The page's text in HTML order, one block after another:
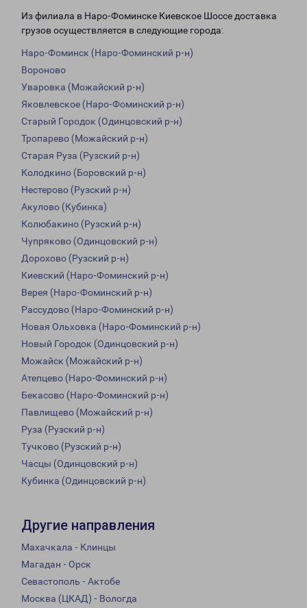
Из филиала в Наро-Фоминске Киевское Шоссе доставка
грузов осуществляется в следующие города:
Наро-Фоминск (Наро-Фоминский р-н)
Вороново
Уваровка (Можайский р-н)
Яковлевское (Наро-Фоминский р-н)
Старый Городок (Одинцовский р-н)
Тропарево (Можайский р-н)
Старая Руза (Рузский р-н)
Колодкино (Боровский р-н)
Нестерово (Рузский р-н)
Акулово (Кубинка)
Колюбакино (Рузский р-н)
Чупряково (Одинцовский р-н)
Дорохово (Рузский р-н)
Киевский (Наро-Фоминский р-н)
Верея (Наро-Фоминский р-н)
Рассудово (Наро-Фоминский р-н)
Новая Ольховка (Наро-Фоминский р-н)
Новый Городок (Одинцовский р-н)
Можайск (Можайский р-н)
Атепцево (Наро-Фоминский р-н)
Бекасово (Наро-Фоминский р-н)
Павлищево (Можайский р-н)
Руза (Рузский р-н)
Тучково (Рузский р-н)
Часцы (Одинцовский р-н)
Кубинка (Одинцовский р-н)
Другие направления
Махачкала - Клинцы
Магадан - Орск
Севастополь - Актобе
Москва (ЦКАД) - Вологда